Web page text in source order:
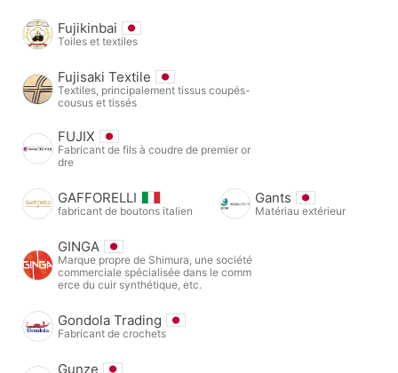
Fujikinbai
Toiles et textiles
Fujisaki Textile
Textiles, principalement tissus coupés-
cousus et tissés
FUJIX
Fabricant de fils à coudre de premier or
dre
GAFFORELLI
fabricant de boutons italien
Gants
Matériau extérieur
GINGA
Marque propre de Shimura, une société
commerciale spécialisée dans le comm
erce du cuir synthétique, etc.
Gondola Trading
Fabricant de crochets
Gunze